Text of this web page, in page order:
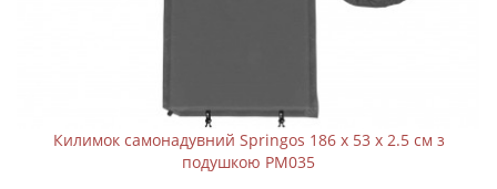
Килимок самонадувний Springos 186 x 53 x 2.5 см з
подушкою PM035